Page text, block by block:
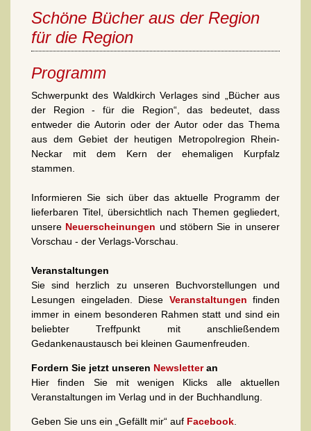
Schöne Bücher aus der Region
für die Region
Programm
Schwerpunkt des Waldkirch Verlages sind „Bücher aus
der Region - für die Region“, das bedeutet, dass
entweder die Autorin oder der Autor oder das Thema
aus dem Gebiet der heutigen Metropolregion Rhein-
Neckar mit dem Kern der ehemaligen Kurpfalz
stammen.
Informieren Sie sich über das aktuelle Programm der
lieferbaren Titel, übersichtlich nach Themen gegliedert,
unsere Neuerscheinungen und stöbern Sie in unserer
Vorschau - der Verlags-Vorschau.
Veranstaltungen
Sie sind herzlich zu unseren Buchvorstellungen und
Lesungen eingeladen. Diese Veranstaltungen finden
immer in einem besonderen Rahmen statt und sind ein
beliebter Treffpunkt mit anschließendem
Gedankenaustausch bei kleinen Gaumenfreuden.
Fordern Sie jetzt unseren Newsletteran
Hier finden Sie mit wenigen Klicks alle aktuellen
Veranstaltungen im Verlag und in der Buchhandlung.
Geben Sie uns ein „Gefällt mir“ auf Facebook